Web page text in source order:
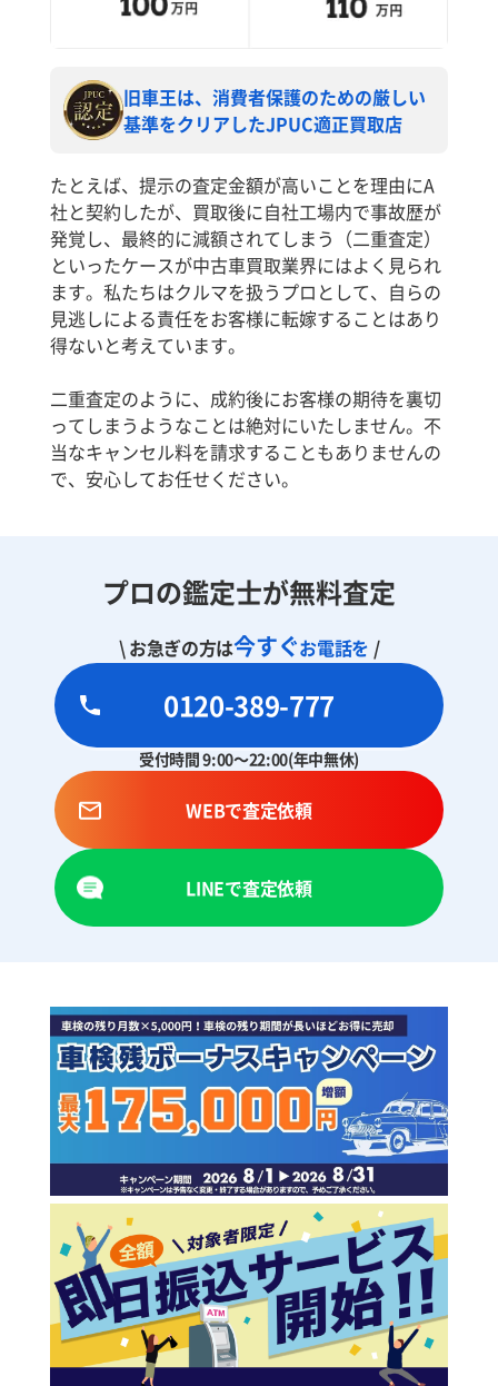
旧車王は、消費者保護のための厳しい
基準をクリアしたJPUC適正買取店
たとえば、提示の査定金額が高いことを理由にA
社と契約したが、買取後に自社工場内で事故歴が
発覚し、最終的に減額されてしまう（二重査定）
といったケースが中古車買取業界にはよく見られ
ます。私たちはクルマを扱うプロとして、自らの
見逃しによる責任をお客様に転嫁することはあり
得ないと考えています。
二重査定のように、成約後にお客様の期待を裏切
ってしまうようなことは絶対にいたしません。不
当なキャンセル料を請求することもありませんの
で、安心してお任せください。
プロの鑑定士が無料査定
\ お急ぎの方は今すぐお電話を /
0120-389-777
受付時間 9:00～22:00(年中無休)
WEBで査定依頼
LINEで査定依頼